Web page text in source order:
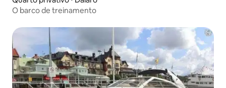
O barco de treinamento